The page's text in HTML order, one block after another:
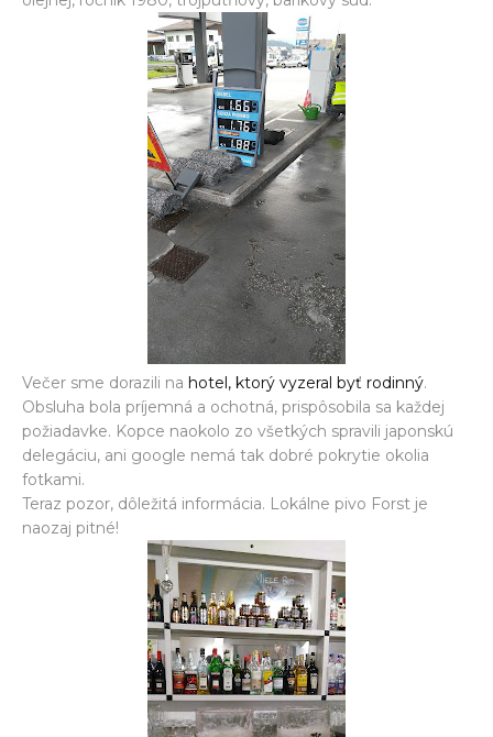
Večer sme dorazili na hotel, ktorý vyzeral byť rodinný.
Obsluha bola príjemná a ochotná, prispôsobila sa každej
požiadavke. Kopce naokolo zo všetkých spravili japonskú
delegáciu, ani google nemá tak dobré pokrytie okolia
fotkami.
Teraz pozor, dôležitá informácia. Lokálne pivo Forst je
naozaj pitné!